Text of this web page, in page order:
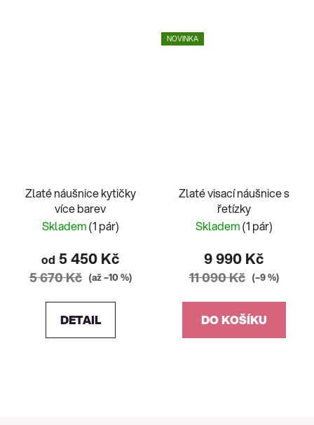
Zlaté náušnice kytičky
více barev
Skladem(1 pár)
od 5 450 Kč
5 670 Kč (až –10 %)
DETAIL
NOVINKA
Zlaté visací náušnice s
řetízky
Skladem(1 pár)
9 990 Kč
11 090 Kč (–9 %)
DO KOŠÍKU